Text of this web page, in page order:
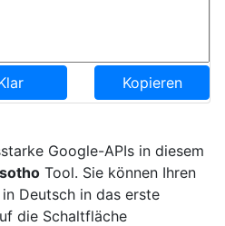
Kopieren
Google-APIs in diesem
Tool. Sie können Ihren
Deutsch in das erste
die Schaltfläche